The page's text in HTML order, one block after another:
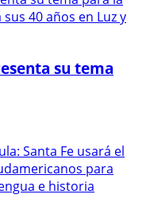
su tema